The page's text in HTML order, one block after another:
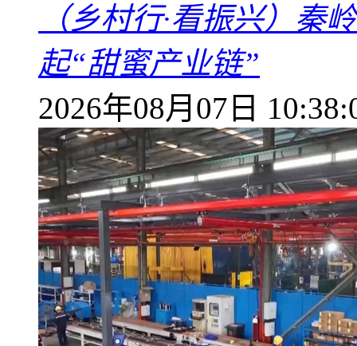
（乡村行·看振兴）秦
起“甜蜜产业链”
2026年08月07日